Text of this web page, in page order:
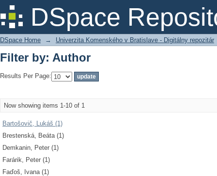
DSpace
Filter by: Author
DSpace Home → Univerzita Komenského v Bratislave - Digitálny repozitár
Filter by: Author
Results Per Page:
Now showing items 1-10 of 1
Bartošovič, Lukáš (1)
Brestenská, Beáta (1)
Demkanin, Peter (1)
Farárik, Peter (1)
Faďoš, Ivana (1)